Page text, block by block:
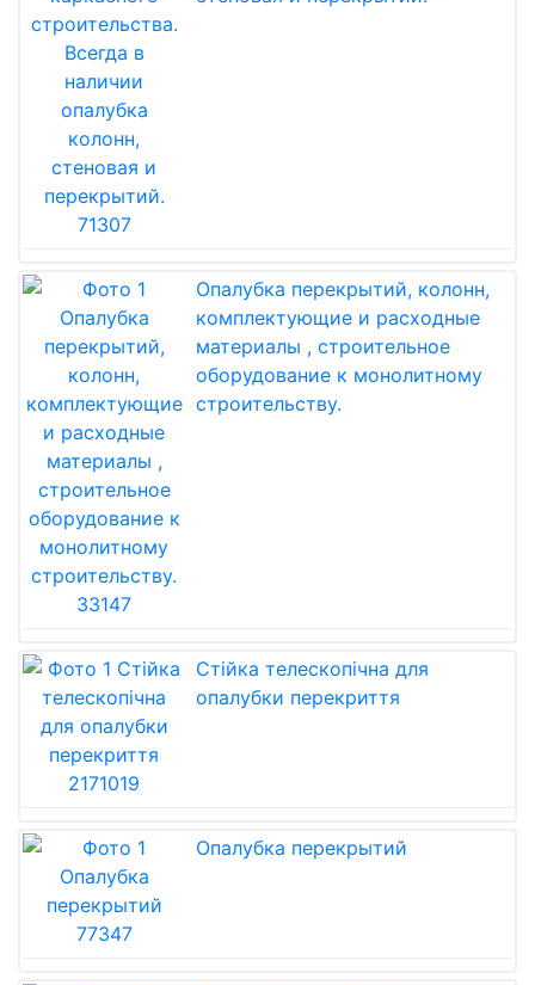
Опалубка перекрытий, колонн,
комплектующие и расходные
материалы , строительное
оборудование к монолитному
строительству.
Стійка телескопічна для
опалубки перекриття
Опалубка перекрытий